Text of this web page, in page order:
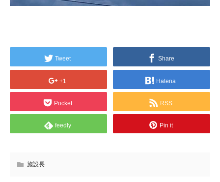
Tweet Share
+1 Hatena
Pocket RSS
feedly Pin it
施設長